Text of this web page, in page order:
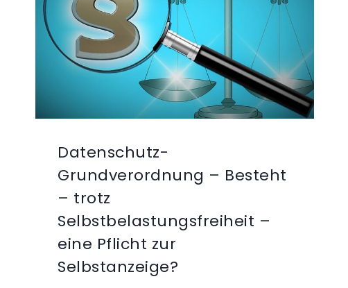
Datenschutz-
Grundverordnung – Besteht
– trotz
Selbstbelastungsfreiheit –
eine Pflicht zur
Selbstanzeige?